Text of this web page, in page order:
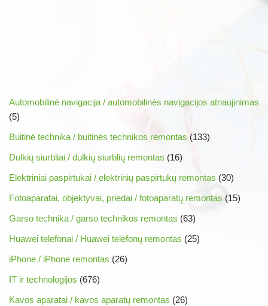
Automobilinė navigacija / automobilinės navigacijos atnaujinimas
(5)
Buitinė technika / buitinės technikos remontas (133)
Dulkių siurbliai / dulkių siurblių remontas (16)
Elektriniai paspirtukai / elektrinių paspirtukų remontas (30)
Fotoaparatai, objektyvai, priedai / fotoaparatų remontas (15)
Garso technika / garso technikos remontas (63)
Huawei telefonai / Huawei telefonų remontas (25)
iPhone / iPhone remontas (26)
IT ir technologijos (676)
Kavos aparatai / kavos aparatų remontas (26)